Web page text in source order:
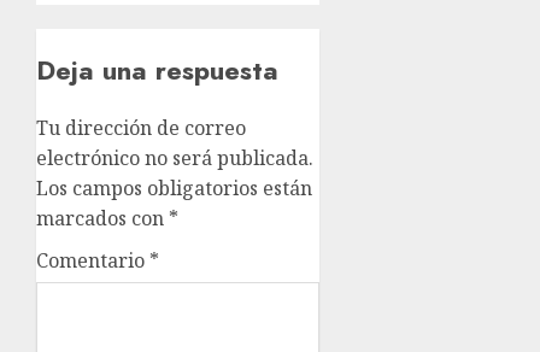
Deja una respuesta
Tu dirección de correo
electrónico no será publicada.
Los campos obligatorios están
marcados con *
Comentario *